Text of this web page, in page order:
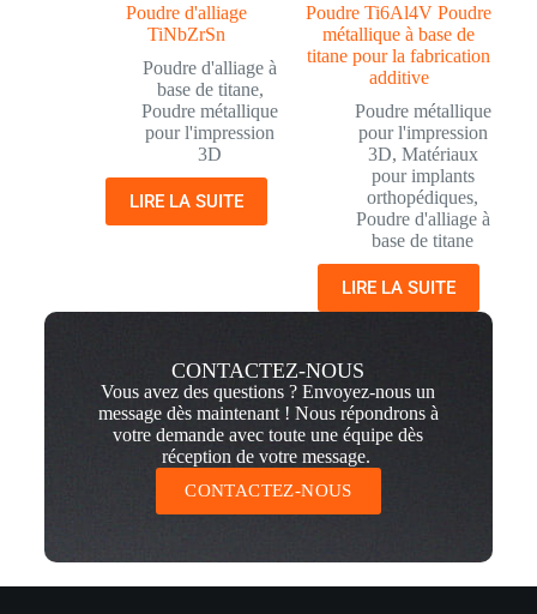
Poudre d'alliage
TiNbZrSn
Poudre d'alliage à
base de titane,
Poudre métallique
pour l'impression
3D
LIRE LA SUITE
Poudre Ti6Al4V Poudre
métallique à base de
titane pour la fabrication
additive
Poudre métallique
pour l'impression
3D, Matériaux
pour implants
orthopédiques,
Poudre d'alliage à
base de titane
LIRE LA SUITE
CONTACTEZ-NOUS
Vous avez des questions ? Envoyez-nous un
message dès maintenant ! Nous répondrons à
votre demande avec toute une équipe dès
réception de votre message.
CONTACTEZ-NOUS